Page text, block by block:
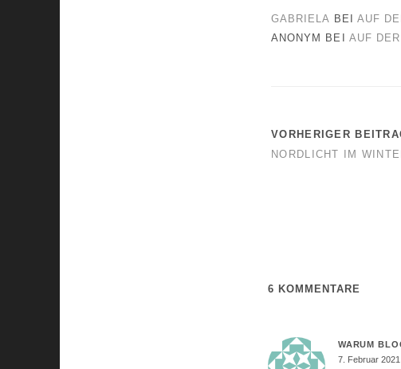
GABRIELA BEI AUF
ANONYM
BEI AUF
VORHERIGER
NORDLICHT IM
6 KOMMENTARE
WARUM
7. Februar 2021